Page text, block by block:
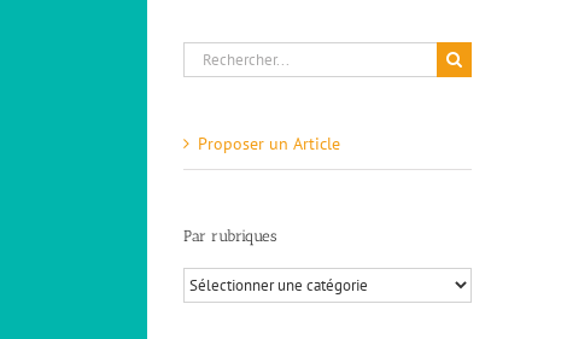
Rechercher:
Proposer un Article
Par rubriques
Par
rubriques